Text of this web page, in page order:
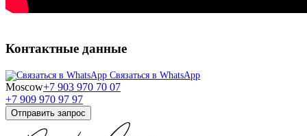
Контактные данные
Связаться в WhatsApp
Moscow+7 903 970 70 07
+7 909 970 97 97
Отправить запрос